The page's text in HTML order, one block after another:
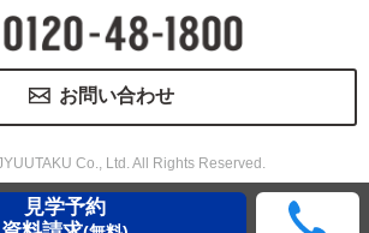
お問い合わせ
Co., Ltd. All Rights Reserved.
見学予約